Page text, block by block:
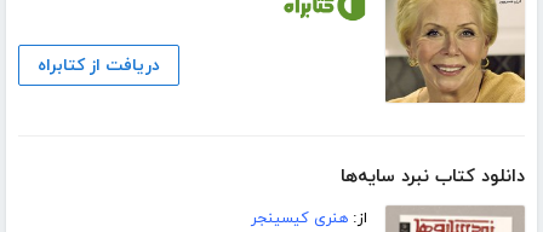
دریافت از کتابراه
دانلود کتاب نبرد سایه‌ها
از:هنری کیسینجر